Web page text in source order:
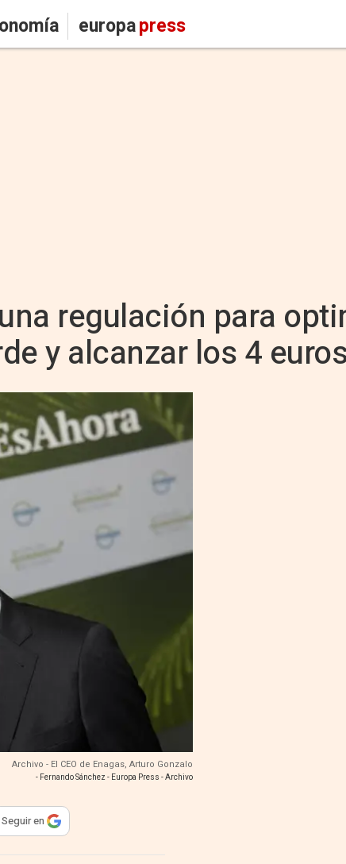
europapress
regulación para
y alcanzar los 4
Archivo - El CEO de Enagas, Arturo Gonzalo
- Fernando Sánchez - Europa Press - Archivo
para compartir
Seguir en